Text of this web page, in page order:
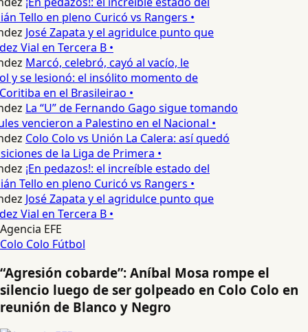
Tello en pleno Curicó vs Rangers •
José Zapata y el agridulce punto que
Vial en Tercera B •
Marcó, celebró, cayó al vacío, le
y se lesionó: el insólito momento de
en el Brasileirao •
La “U” de Fernando Gago sigue tomando
vencieron a Palestino en el Nacional •
Colo Colo vs Unión La Calera: así quedó
de la Liga de Primera •
¡En pedazos!: el increíble estado del
Tello en pleno Curicó vs Rangers •
José Zapata y el agridulce punto que
Vial en Tercera B •
Agencia EFE
Colo Colo Fútbol
“Agresión cobarde”: Aníbal Mosa rompe el
silencio luego de ser golpeado en Colo Colo en
reunión de Blanco y Negro